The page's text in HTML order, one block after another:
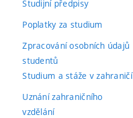
Studijní předpisy
Poplatky za studium
Zpracování osobních údajů
studentů
Studium a stáže v zahraničí
Uznání zahraničního
vzdělání